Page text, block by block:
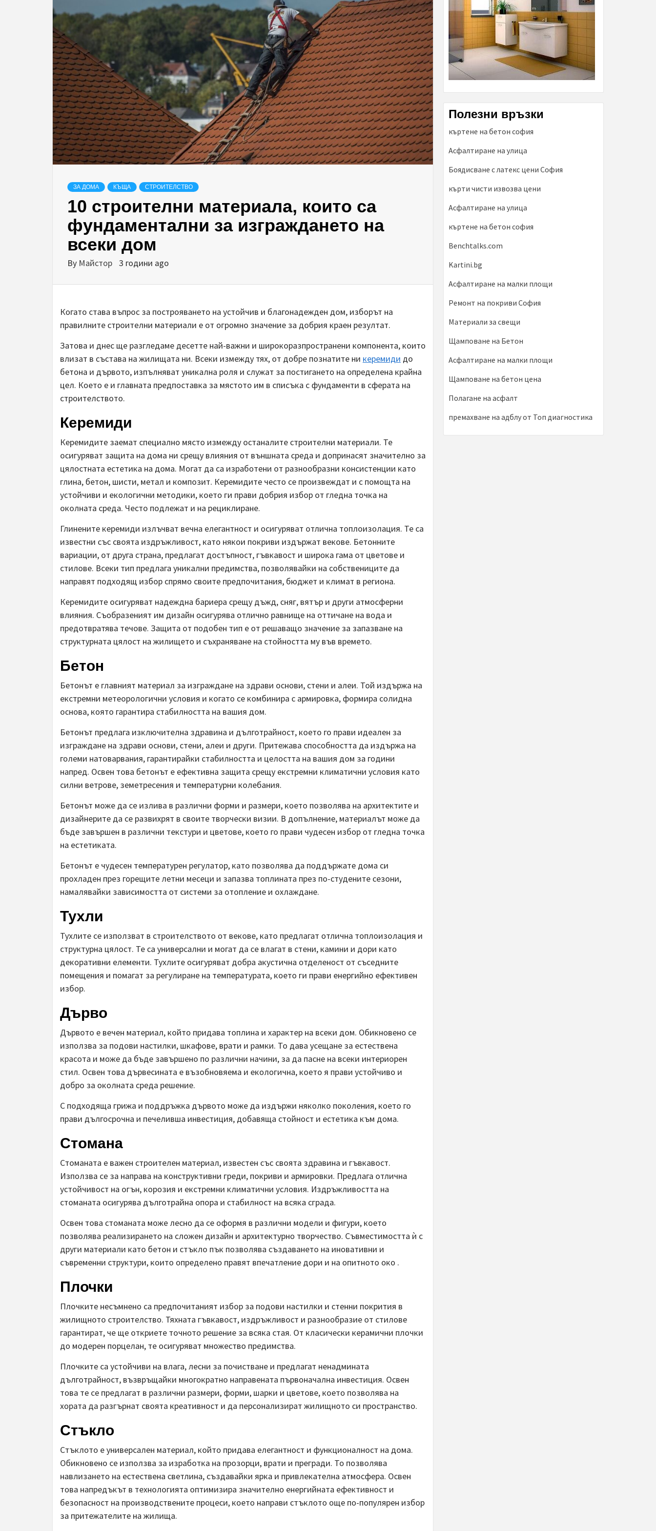
ЗА ДОМА КЪЩА СТРОИТЕЛСТВО
10 строителни материала, които са
фундаментални за изграждането на
всеки дом
By Майстор 3 години ago
Когато става въпрос за построяването на устойчив и благонадежден дом, изборът на
правилните строителни материали е от огромно значение за добрия краен резултат.
Затова и днес ще разгледаме десетте най-важни и широкоразпространени компонента, които
влизат в състава на жилищата ни. Всеки измежду тях, от добре познатите ни керемиди до
бетона и дървото, изпълняват уникална роля и служат за постигането на определена крайна
цел. Което е и главната предпоставка за мястото им в списъка с фундаменти в сферата на
строителството.
Керемиди
Керемидите заемат специално място измежду останалите строителни материали. Те
осигуряват защита на дома ни срещу влияния от външната среда и допринасят значително за
цялостната естетика на дома. Могат да са изработени от разнообразни консистенции като
глина, бетон, шисти, метал и композит. Керемидите често се произвеждат и с помощта на
устойчиви и екологични методики, което ги прави добрия избор от гледна точка на
околната среда. Често подлежат и на рециклиране.
Глинените керемиди излъчват вечна елегантност и осигуряват отлична топлоизолация. Те са
известни със своята издръжливост, като някои покриви издържат векове. Бетонните
вариации, от друга страна, предлагат достъпност, гъвкавост и широка гама от цветове и
стилове. Всеки тип предлага уникални предимства, позволявайки на собствениците да
направят подходящ избор спрямо своите предпочитания, бюджет и климат в региона.
Керемидите осигуряват надеждна бариера срещу дъжд, сняг, вятър и други атмосферни
влияния. Съобразеният им дизайн осигурява отлично равнище на оттичане на вода и
предотвратява течове. Защита от подобен тип е от решаващо значение за запазване на
структурната цялост на жилището и съхраняване на стойността му във времето.
Бетон
Бетонът е главният материал за изграждане на здрави основи, стени и алеи. Той издържа на
екстремни метеорологични условия и когато се комбинира с армировка, формира солидна
основа, която гарантира стабилността на вашия дом.
Бетонът предлага изключителна здравина и дълготрайност, което го прави идеален за
изграждане на здрави основи, стени, алеи и други. Притежава способността да издържа на
големи натоварвания, гарантирайки стабилността и целостта на вашия дом за години
напред. Освен това бетонът е ефективна защита срещу екстремни климатични условия като
силни ветрове, земетресения и температурни колебания.
Бетонът може да се излива в различни форми и размери, което позволява на архитектите и
дизайнерите да се развихрят в своите творчески визии. В допълнение, материалът може да
бъде завършен в различни текстури и цветове, което го прави чудесен избор от гледна точка
на естетиката.
Бетонът е чудесен температурен регулатор, като позволява да поддържате дома си
прохладен през горещите летни месеци и запазва топлината през по-студените сезони,
намалявайки зависимостта от системи за отопление и охлаждане.
Тухли
Тухлите се използват в строителството от векове, като предлагат отлична топлоизолация и
структурна цялост. Те са универсални и могат да се влагат в стени, камини и дори като
декоративни елементи. Тухлите осигуряват добра акустична отделеност от съседните
помещения и помагат за регулиране на температурата, което ги прави енергийно ефективен
избор.
Дърво
Дървото е вечен материал, който придава топлина и характер на всеки дом. Обикновено се
използва за подови настилки, шкафове, врати и рамки. То дава усещане за естествена
красота и може да бъде завършено по различни начини, за да пасне на всеки интериорен
стил. Освен това дървесината е възобновяема и екологична, което я прави устойчиво и
добро за околната среда решение.
С подходяща грижа и поддръжка дървото може да издържи няколко поколения, което го
прави дългосрочна и печеливша инвестиция, добавяща стойност и естетика към дома.
Стомана
Стоманата е важен строителен материал, известен със своята здравина и гъвкавост.
Използва се за направа на конструктивни греди, покриви и армировки. Предлага отлична
устойчивост на огън, корозия и екстремни климатични условия. Издръжливостта на
стоманата осигурява дълготрайна опора и стабилност на всяка сграда.
Освен това стоманата може лесно да се оформя в различни модели и фигури, което
позволява реализирането на сложен дизайн и архитектурно творчество. Съвместимостта ѝ с
други материали като бетон и стъкло пък позволява създаването на иновативни и
съвременни структури, които определено правят впечатление дори и на опитното око .
Плочки
Плочките несъмнено са предпочитаният избор за подови настилки и стенни покрития в
жилищното строителство. Тяхната гъвкавост, издръжливост и разнообразие от стилове
гарантират, че ще откриете точното решение за всяка стая. От класически керамични плочки
до модерен порцелан, те осигуряват множество предимства.
Плочките са устойчиви на влага, лесни за почистване и предлагат ненадмината
дълготрайност, възвръщайки многократно направената първоначална инвестиция. Освен
това те се предлагат в различни размери, форми, шарки и цветове, което позволява на
хората да разгърнат своята креативност и да персонализират жилищното си пространство.
Стъкло
Стъклото е универсален материал, който придава елегантност и функционалност на дома.
Обикновено се използва за изработка на прозорци, врати и прегради. То позволява
навлизането на естествена светлина, създавайки ярка и привлекателна атмосфера. Освен
това напредъкът в технологията оптимизира значително енергийната ефективност и
безопасност на производствените процеси, което направи стъклото още по-популярен избор
за притежателите на жилища.
Полезни връзки
къртене на бетон софия
Асфалтиране на улица
Боядисване с латекс цени София
кърти чисти извозва цени
Асфалтиране на улица
къртене на бетон софия
Benchtalks.com
Kartini.bg
Асфалтиране на малки площи
Ремонт на покриви София
Материали за свещи
Щамповане на Бетон
Асфалтиране на малки площи
Щамповане на бетон цена
Полагане на асфалт
премахване на адблу от Топ диагностика